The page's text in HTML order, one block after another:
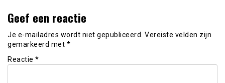
Geef een reactie
Je e-mailadres wordt niet gepubliceerd. Vereiste velden zijn
gemarkeerd met *
Reactie *